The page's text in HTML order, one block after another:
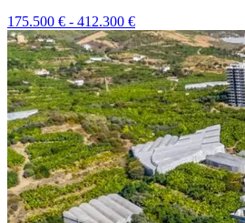
175.500 € - 412.300 €